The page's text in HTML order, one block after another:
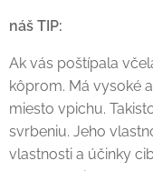
náš TIP:
Ak vás poštípala
kôprom. Má vysoké
miesto vpichu.
svrbeniu. Jeho
vlastnosti a účinky